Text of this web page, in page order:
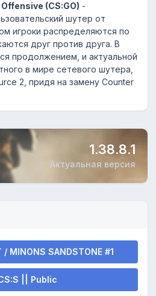
(CS:GO) -
шутер от
игроки распределяются по
друг против друга. В
продолжением, и актуальной
в мире сетевого шутера,
2, придя на замену Counter
1.38.8.1
Актуальная версия
/ MINONS SANDSTONE #1
|| Public